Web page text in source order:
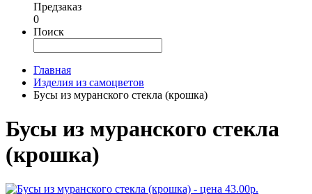
Предзаказ
0
Поиск
Главная
Изделия из самоцветов
Бусы из муранского стекла (крошка)
Бусы из муранского стекла
(крошка)